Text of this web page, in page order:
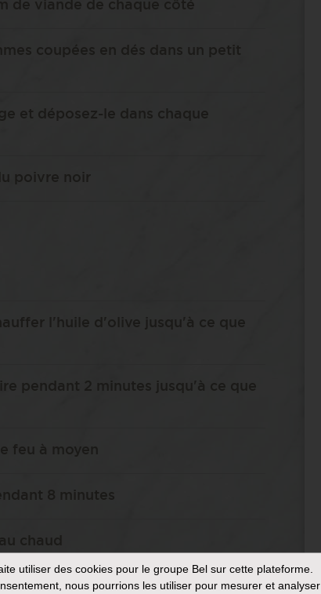
de viande de chaque côté
coupées en dés dans un petit
et déposez-le dans chaque
poivre noir
l'huile d'olive jusqu'à ce que
pendant 2 minutes jusqu'à ce que
feu à moyen
8 minutes
chaud
utiliser des cookies pour le groupe Bel sur cette plateforme.
nous pourrions les utiliser pour mesurer et analyser